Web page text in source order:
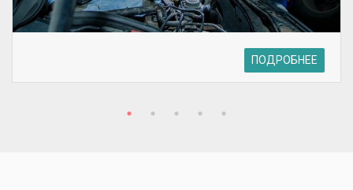
ПОДРОБНЕЕ